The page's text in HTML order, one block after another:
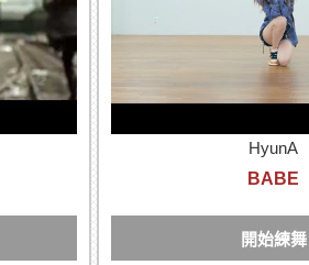
HyunA
BABE
開始練舞